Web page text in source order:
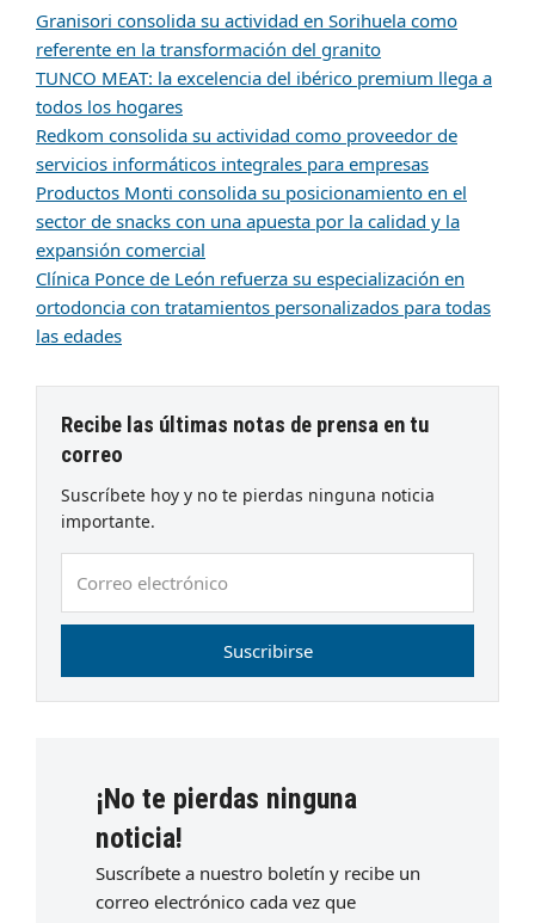
Granisori consolida su actividad en Sorihuela como
referente en la transformación del granito
TUNCO MEAT: la excelencia del ibérico premium llega a
todos los hogares
Redkom consolida su actividad como proveedor de
servicios informáticos integrales para empresas
Productos Monti consolida su posicionamiento en el
sector de snacks con una apuesta por la calidad y la
expansión comercial
Clínica Ponce de León refuerza su especialización en
ortodoncia con tratamientos personalizados para todas
las edades
Recibe las últimas notas de prensa en tu
correo
Suscríbete hoy y no te pierdas ninguna noticia
importante.
electrónico
Suscribirse
¡No te pierdas ninguna
noticia!
Suscríbete a nuestro boletín y recibe un
correo electrónico cada vez que